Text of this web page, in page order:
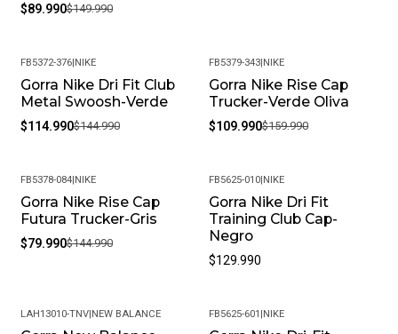
$89.990$149.990
-21%
FB5372-376|NIKE
Gorra Nike Dri Fit Club
Metal Swoosh-Verde
$114.990$144.990
-31%
FB5379-343|NIKE
Gorra Nike Rise Cap
Trucker-Verde Oliva
$109.990$159.990
-45%
FB5378-084|NIKE
Gorra Nike Rise Cap
Futura Trucker-Gris
$79.990$144.990
FB5625-010|NIKE
Gorra Nike Dri Fit
Training Club Cap-
Negro
$129.990
LAH13010-TNV|NEW BALANCE FB5625-601 |NIKE